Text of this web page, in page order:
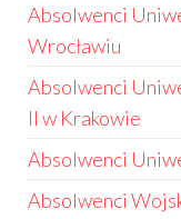
Absolwenci
Wrocławiu
Absolwenci
II w Krakowie
Absolwenci
Absolwenci